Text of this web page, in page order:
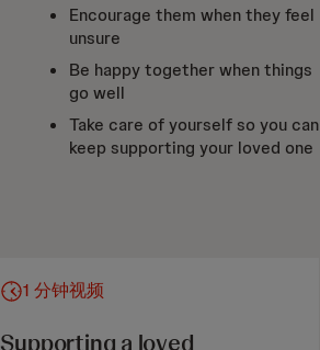
Encourage them when they feel
unsure
Be happy together when things
go well
Take care of yourself so you can
keep supporting your loved one
1 分钟视频
Supporting a loved